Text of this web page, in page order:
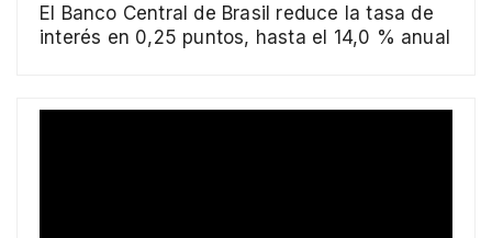
El Banco Central de Brasil reduce la tasa de
interés en 0,25 puntos, hasta el 14,0 % anual